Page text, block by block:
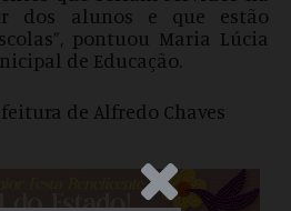
dos alunos e que estão
pontuou Maria Lúcia
de Educação.
de Alfredo Chaves